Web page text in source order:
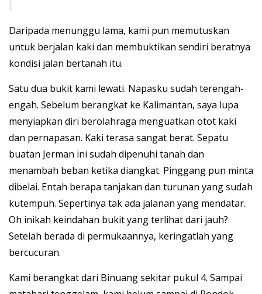
Daripada menunggu lama, kami pun memutuskan
untuk berjalan kaki dan membuktikan sendiri beratnya
kondisi jalan bertanah itu.
Satu dua bukit kami lewati. Napasku sudah terengah-
engah. Sebelum berangkat ke Kalimantan, saya lupa
menyiapkan diri berolahraga menguatkan otot kaki
dan pernapasan. Kaki terasa sangat berat. Sepatu
buatan Jerman ini sudah dipenuhi tanah dan
menambah beban ketika diangkat. Pinggang pun minta
dibelai. Entah berapa tanjakan dan turunan yang sudah
kutempuh. Sepertinya tak ada jalanan yang mendatar.
Oh inikah keindahan bukit yang terlihat dari jauh?
Setelah berada di permukaannya, keringatlah yang
bercucuran.
Kami berangkat dari Binuang sekitar pukul 4. Sampai